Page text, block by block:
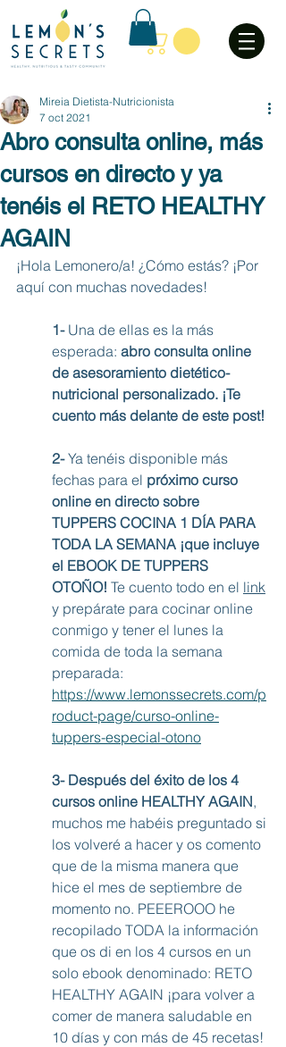
Abro consulta online, más
cursos en directo y ya
tenéis el RETO HEALTHY
AGAIN
Mireia Dietista-Nutricionista
7 oct 2021
¡Hola Lemonero/a! ¿Cómo estás? ¡Por
aquí con muchas novedades!
1- Una de ellas es la más
esperada: abro consulta online
de asesoramiento dietético-
nutricional personalizado. ¡Te
cuento más delante de este post!
2- Ya tenéis disponible más
fechas para el próximo curso
online en directo sobre
TUPPERS COCINA 1 DÍA PARA
TODA LA SEMANA ¡que incluye
el EBOOK DE TUPPERS
OTOÑO! Te cuento todo en el link
y prepárate para cocinar online
conmigo y tener el lunes la
comida de toda la semana
preparada:
https://www.lemonssecrets.com/p
roduct-page/curso-online-
tuppers-especial-otono
3- Después del éxito de los 4
cursos online HEALTHY AGAIN,
muchos me habéis preguntado si
los volveré a hacer y os comento
que de la misma manera que
hice el mes de septiembre de
momento no. PEEEROOO he
recopilado TODA la información
que os di en los 4 cursos en un
solo ebook denominado: RETO
HEALTHY AGAIN ¡para volver a
comer de manera saludable en
10 días y con más de 45 recetas!